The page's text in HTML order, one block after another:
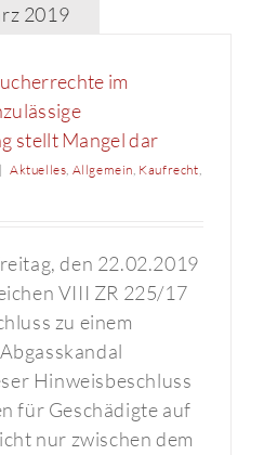
2019
im
stellt Mangel dar
| Aktuelles, Allgemein, Kaufrecht,
den 22.02.2019
VIII ZR 225/17
zu einem
Hinweisbeschluss
für Geschädigte auf
nur zwischen dem